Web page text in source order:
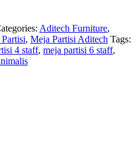
Aditech Furniture,
, Meja Partisi Aditech Tags:
4 staff, meja partisi 6 staff,